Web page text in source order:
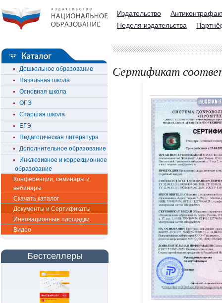
Издательство
Неделя издательства
Дошкольное образование
Начальная школа
Основная школа
ОГЭ
Старшая школа
ЕГЭ
Педагогическая литература
Дополнительное образование
Инклюзивное и коррекционное
образование
Конференции, семинары и
вебинары
Скачать каталог
Документы и Сертификаты
Инновационные площадки
Видео
Бестселлеры
Сертификат